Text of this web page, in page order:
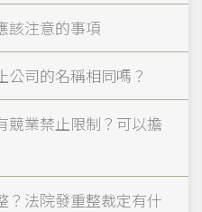
該注意的事項
司的名稱相同嗎？
競業禁止限制？可以擔
？法院發重整裁定有什